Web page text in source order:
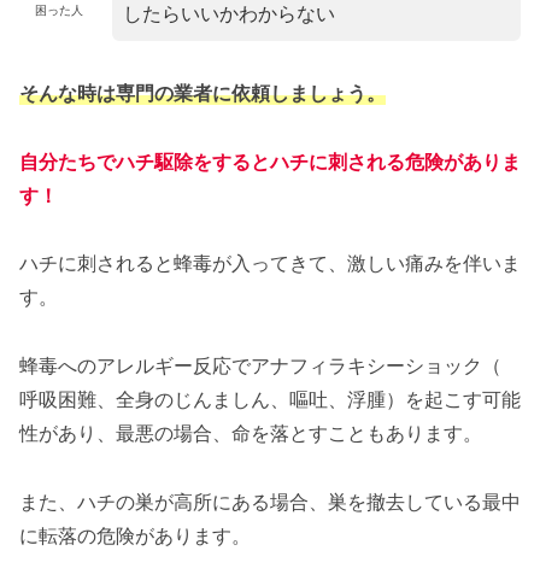
困った人
したらいいかわからない
そんな時は専門の業者に依頼しましょう。
自分たちでハチ駆除をするとハチに刺される危険がありま
す！
ハチに刺されると蜂毒が入ってきて、激しい痛みを伴いま
す。
蜂毒へのアレルギー反応でアナフィラキシーショック（
呼吸困難、全身のじんましん、嘔吐、浮腫）を起こす可能
性があり、最悪の場合、命を落とすこともあります。
また、ハチの巣が高所にある場合、巣を撤去している最中
に転落の危険があります。